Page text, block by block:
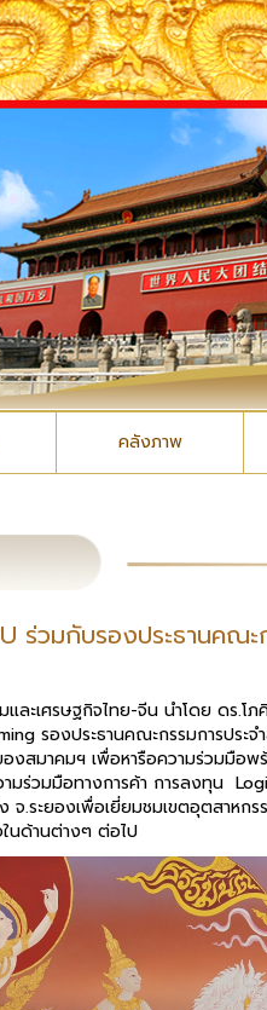
คลังภาพ
ร่วมกับรองประธานคณะ
ะเศรษฐกิจไทย-จีน นำโดย ดร.โ
รองประธานคณะกรรมการประ
องสมาคมฯ เพื่อหารือความร่วมมือ
ร่วมมือทางการค้า การลงทุน
.ระยองเพื่อเยี่ยมชมเขตอุตสาหกร
นด้านต่างๆ ต่อไป